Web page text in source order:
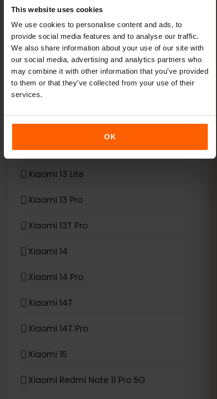
This website uses cookies
We use cookies to personalise content and ads, to
provide social media features and to analyse our traffic.
We also share information about your use of our site with
our social media, advertising and analytics partners who
may combine it with other information that you’ve provided
to them or that they’ve collected from your use of their
services.
OK
Google Pixel 9 Pro Fold
Google Pixel 9 Pro XL
Google Pixel Fold
eSIM compatible avec
Xiaomi 12T Pro
Xiaomi 13
Xiaomi 13 Lite
Xiaomi 13 Pro
Xiaomi 13T Pro
Xiaomi 14
Xiaomi 14 Pro
Xiaomi 14T
Xiaomi 14T Pro
Xiaomi 15
Xiaomi Redmi Note 11 Pro 5G